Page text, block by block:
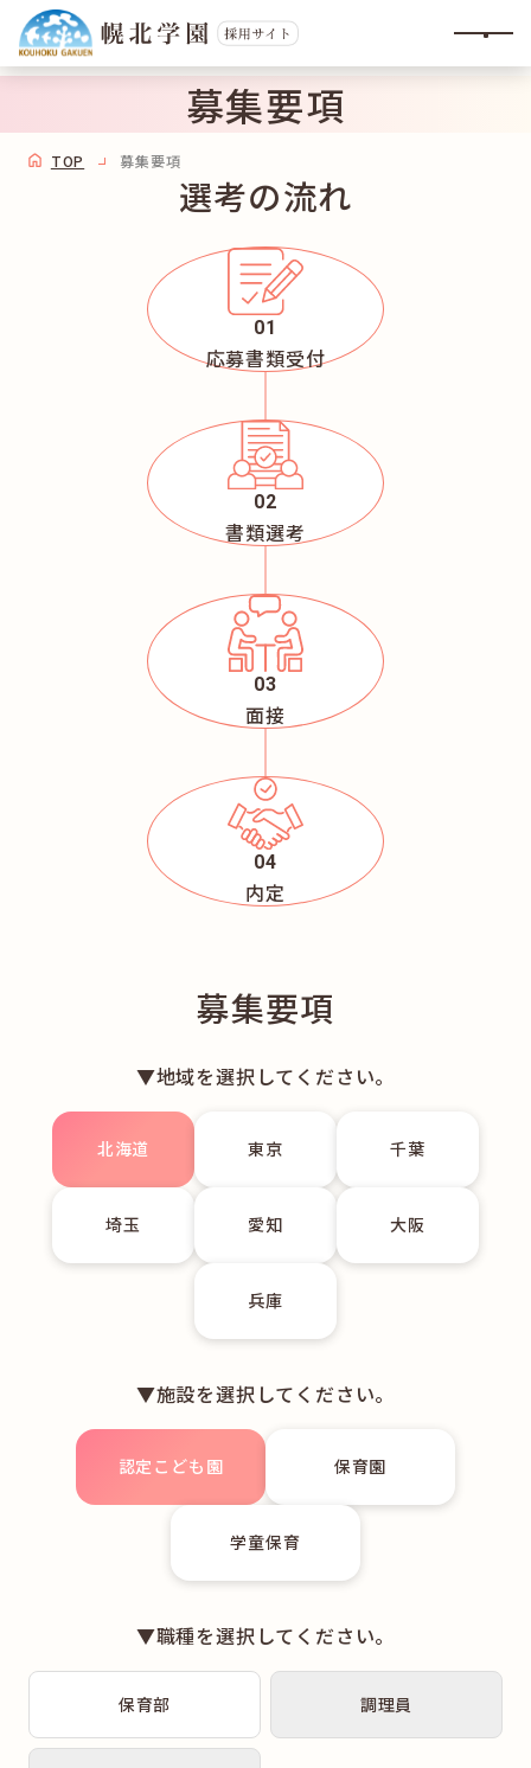
募集要項
TOP 募集要項
選考の流れ
応募書類受付
書類選考
面接
内定
募集要項
▼地域を選択してください。
北海道 東京 千葉
埼玉 愛知 大阪
兵庫
▼施設を選択してください。
認定こども園 保育園
学童保育
▼職種を選択してください。
保育部 調理員